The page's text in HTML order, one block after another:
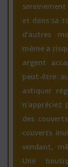
et dans sa
d’autres
même à
argent
peut-être
astiquer
des
couverts
vendant,
Une